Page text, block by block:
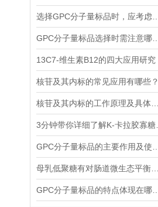
13C7-维生素B12的四大应用研究
核苷及其内标的常见应用有哪些？